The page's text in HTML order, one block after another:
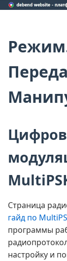
Страница
гайд по
программы
настройку и